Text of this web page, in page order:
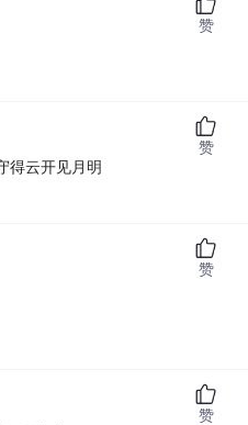
赞
得云开见月明
赞
赞
赞